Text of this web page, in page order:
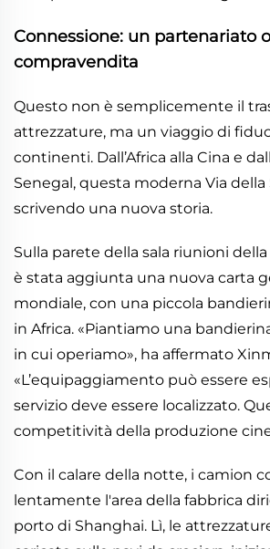
Connessione: un partenariato
compravendita
Questo non è semplicemente il
attrezzature, ma un viaggio di
continenti. Dall’Africa alla Cina e
Senegal, questa moderna Via della
scrivendo una nuova storia.
Sulla parete della sala riunioni
è stata aggiunta una nuova carta
mondiale, con una piccola
in Africa. «Piantiamo una
in cui operiamo», ha affermato
«L’equipaggiamento può essere
servizio deve essere localizzato.
competitività della produzione
Con il calare della notte, i camion
lentamente l'area della fabbrica
porto di Shanghai. Lì, le